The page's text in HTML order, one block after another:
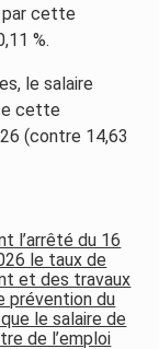
par cette
%.
le salaire
cette
(contre 14,63
l’arrêté du 16
le taux de
et des travaux
prévention du
le salaire de
de l’emploi